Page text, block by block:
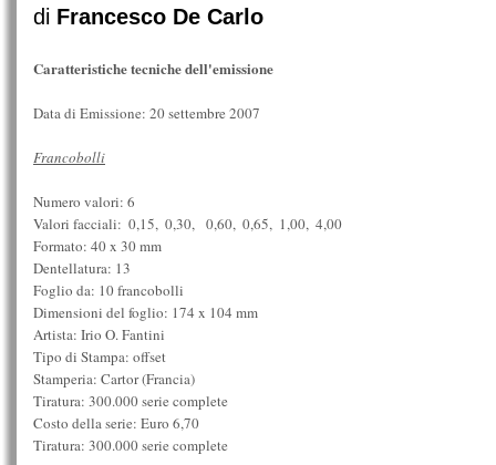
di Francesco De Carlo
Caratteristiche tecniche dell'emissione
Data di Emissione: 20 settembre 2007
Francobolli
Numero valori: 6
Valori facciali:  0,15,  0,30,  0,60,  0,65,  1,00,  4,00
Formato: 40 x 30 mm
Dentellatura: 13
Foglio da: 10 francobolli
Dimensioni del foglio: 174 x 104 mm
Artista: Irio O. Fantini
Tipo di Stampa: offset
Stamperia: Cartor (Francia)
Tiratura: 300.000 serie complete
Costo della serie: Euro 6,70
Tiratura: 300.000 serie complete